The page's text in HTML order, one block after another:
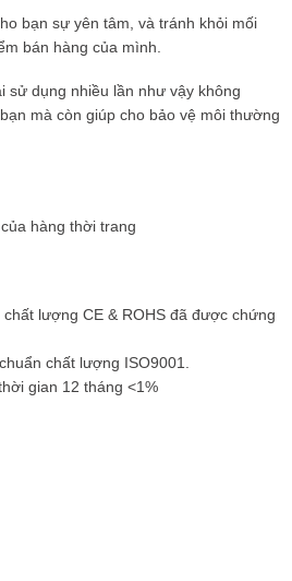
bạn sự yên tâm, và tránh khỏi mối
bán hàng của mình.
sử dụng nhiều lần như vậy không
mà còn giúp cho bảo vệ môi thường
hàng thời trang
lượng CE & ROHS đã được chứng
chất lượng ISO9001.
gian 12 tháng <1%